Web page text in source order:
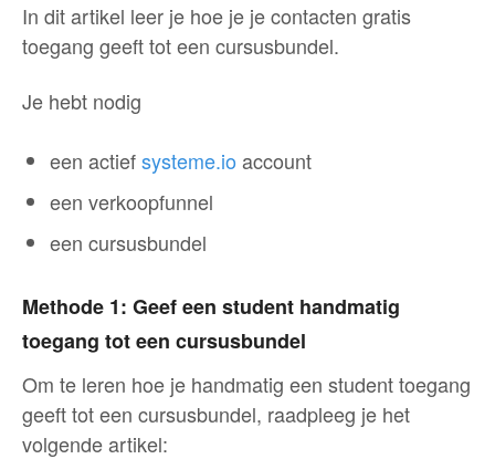
In dit artikel leer je hoe je je contacten gratis
toegang geeft tot een cursusbundel.
Je hebt nodig
een actiefsysteme.io account
een verkoopfunnel
een cursusbundel
Methode 1: Geef een student handmatig
toegang tot een cursusbundel
Om te leren hoe je handmatig een student toegang
geeft tot een cursusbundel, raadpleeg je het
volgende artikel: